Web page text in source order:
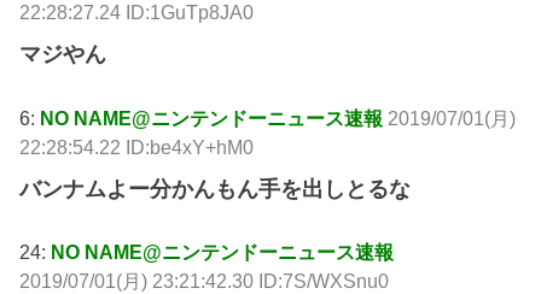
22:28:27.24 ID:1GuTp8JA0
マジやん
6: NO NAME@ニンテンドーニュース速報 2019/07/01(月)
22:28:54.22 ID:be4xY+hM0
バンナムよー分かんもん手を出しとるな
24: NO NAME@ニンテンドーニュース速報
2019/07/01(月) 23:21:42.30 ID:7S/WXSnu0